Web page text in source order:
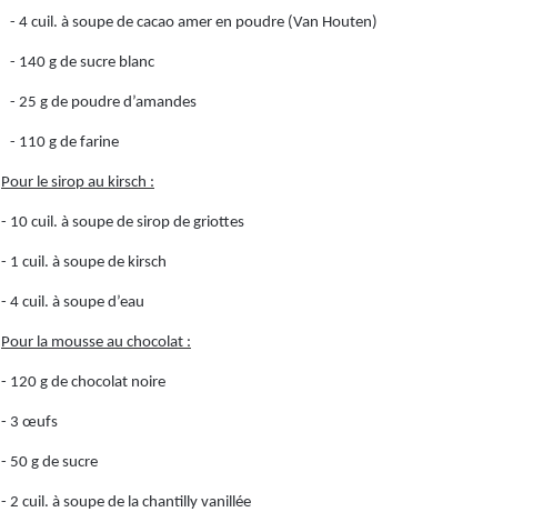
- 4 cuil. à soupe de cacao amer en poudre (Van Houten)
- 140 g de sucre blanc
- 25 g de poudre d’amandes
- 110 g de farine
Pour le sirop au kirsch :
- 10 cuil. à soupe de sirop de griottes
- 1 cuil. à soupe de kirsch
- 4 cuil. à soupe d’eau
Pour la mousse au chocolat :
- 120 g de chocolat noire
- 3 œufs
- 50 g de sucre
- 2 cuil. à soupe de la chantilly vanillée